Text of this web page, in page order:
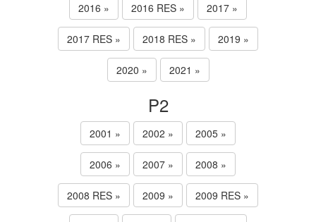
2016 » 2016 RES » 2017 »
2017 RES » 2018 RES » 2019 »
2020 » 2021 »
P2
2001 » 2002 » 2005 »
2006 » 2007 » 2008 »
2008 RES » 2009 » 2009 RES »